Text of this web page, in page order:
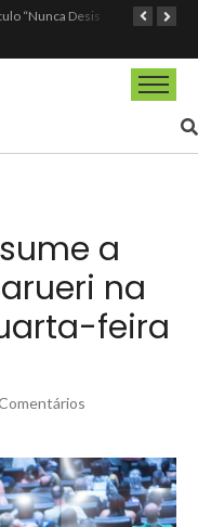
Barueri entrega Espaço Motoboy em Aldeia da Serra com estrutura, segurança e dignidade aos profissionais
a
na
feira